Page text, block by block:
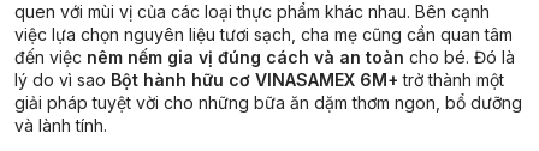
quen với mùi vị của các loại thực phẩm khác nhau. Bên cạnh
việc lựa chọn nguyên liệu tươi sạch, cha mẹ cũng cần quan tâm
đến việc nêm nếm gia vị đúng cách và an toàn cho bé. Đó là
lý do vì sao Bột hành hữu cơ VINASAMEX 6M+ trở thành một
giải pháp tuyệt vời cho những bữa ăn dặm thơm ngon, bổ dưỡng
và lành tính.